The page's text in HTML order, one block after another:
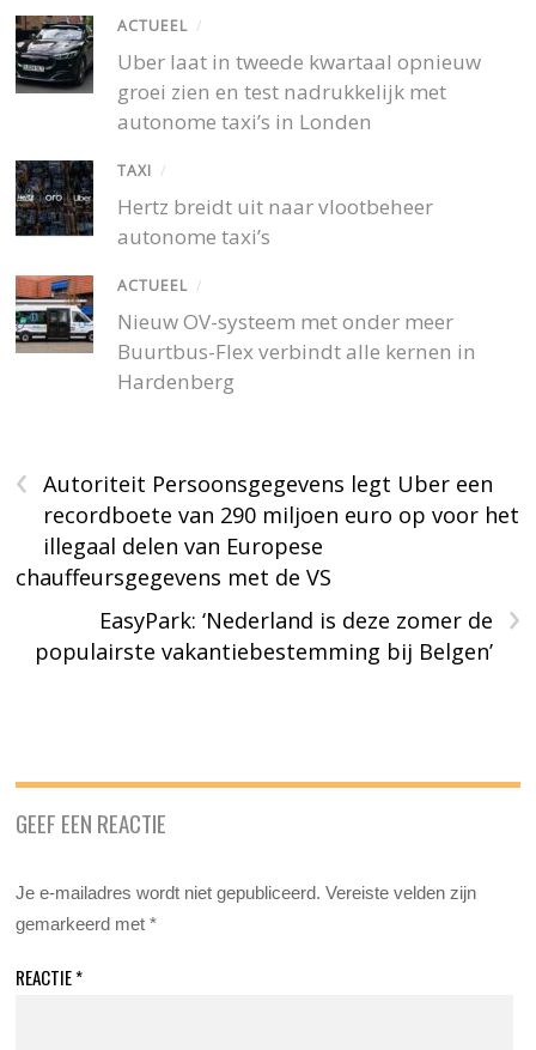
ACTUEEL /
Uber laat in tweede kwartaal opnieuw
groei zien en test nadrukkelijk met
autonome taxi’s in Londen
TAXI /
Hertz breidt uit naar vlootbeheer
autonome taxi’s
ACTUEEL /
Nieuw OV-systeem met onder meer
Buurtbus-Flex verbindt alle kernen in
Hardenberg
‹
Autoriteit Persoonsgegevens legt Uber een
recordboete van 290 miljoen euro op voor het
illegaal delen van Europese
chauffeursgegevens met de VS
›
EasyPark: ‘Nederland is deze zomer de
populairste vakantiebestemming bij Belgen’
GEEF EEN REACTIE
Je e-mailadres wordt niet gepubliceerd. Vereiste velden zijn
gemarkeerd met*
REACTIE*